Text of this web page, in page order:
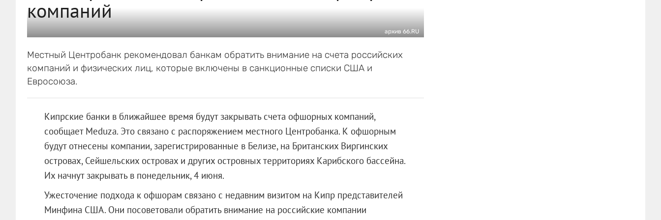
компаний
архив 66.RU
Местный Центробанк рекомендовал банкам обратить внимание на счета российских
компаний и физических лиц, которые включены в санкционные списки США и
Евросоюза.
Кипрские банки в ближайшее время будут закрывать счета офшорных компаний,
сообщает Meduza. Это связано с распоряжением местного Центробанка. К офшорным
будут отнесены компании, зарегистрированные в Белизе, на Британских Виргинских
островах, Сейшельских островах и других островных территориях Карибского бассейна.
Их начнут закрывать в понедельник, 4 июня.
Ужесточение подхода к офшорам связано с недавним визитом на Кипр представителей
Минфина США. Они посоветовали обратить внимание на российские компании